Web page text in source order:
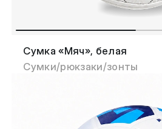
Сумка «Мяч», белая
Сумки/рюкзаки/зонты